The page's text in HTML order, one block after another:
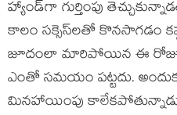
హ్యాండ్‌గా గుర్తింపు
కాలం సక్సెస్‌లతో కొనసాగడం
జూదంలా మారిపోయిన ఈ
ఎంతో సమయం పట్టదు.
మినహాయింపు